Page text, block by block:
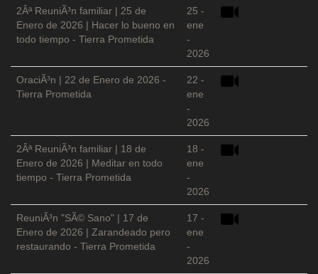
2Âª ReuniÃ³n familiar | 25 de
Enero de 2026 | Hacer lo bueno en
todo tiempo - Tierra Prometida
25 -
ene
-
2026
OraciÃ³n | 22 de Enero de 2026 -
Tierra Prometida
22 -
ene
-
2026
2Âª ReuniÃ³n familiar | 18 de
Enero de 2026 | Meditar en todo
tiempo - Tierra Prometida
18 -
ene
-
2026
ReuniÃ³n "SÃ© Sano" | 17 de
Enero de 2026 | Zarandeado pero
restaurando - Tierra Prometida
17 -
ene
-
2026